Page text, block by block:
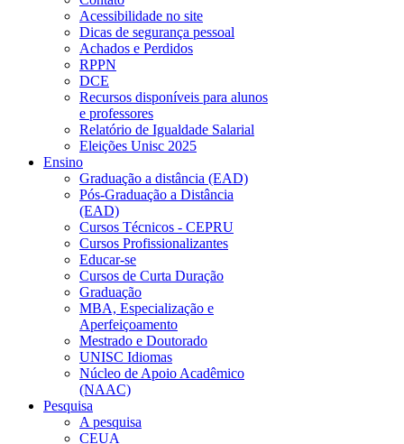
Acessibilidade no site
Dicas de segurança pessoal
Achados e Perdidos
RPPN
DCE
Recursos disponíveis para alunos
e professores
Relatório de Igualdade Salarial
Eleições Unisc 2025
Ensino
Graduação a distância (EAD)
Pós-Graduação a Distância
(EAD)
Cursos Técnicos - CEPRU
Cursos Profissionalizantes
Educar-se
Cursos de Curta Duração
Graduação
MBA, Especialização e
Aperfeiçoamento
Mestrado e Doutorado
UNISC Idiomas
Núcleo de Apoio Acadêmico
(NAAC)
Pesquisa
A pesquisa
CEUA